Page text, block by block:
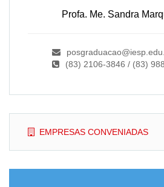
Profa. Me. Sandra
(83) 2106-3846 / (83)
EMPRESAS CONVENIADAS